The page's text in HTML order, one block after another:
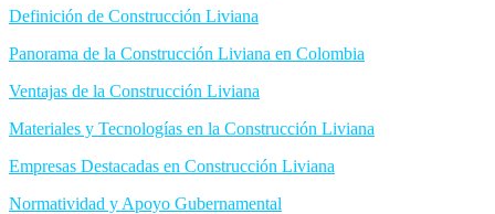
Definición de Construcción Liviana
Panorama de la Construcción Liviana en Colombia
Ventajas de la Construcción Liviana
Materiales y Tecnologías en la Construcción Liviana
Empresas Destacadas en Construcción Liviana
Normatividad y Apoyo Gubernamental